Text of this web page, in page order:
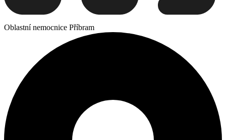
Oblastní nemocnice Příbram